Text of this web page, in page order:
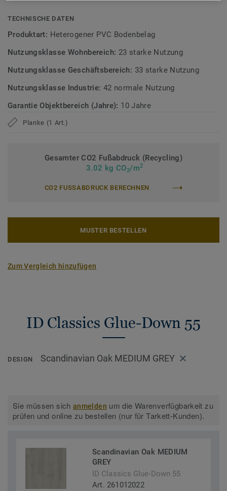
Alle Dekore der Kollektion iD Classics 55 werden bei
versendet.*
* Gilt nur für Standardformate. Mini-Planks und EIR-Dekore
sind ausgenommen.
Erfahren Sie mehr über Tarkett Designböden.
TECHNISCHE DATEN
Produktart: Heterogener PVC Bodenbelag
Nutzungsklasse Wohnbereich: 23 starke Nutzung
Nutzungsklasse Geschäftsbereich: 33 starke Nutzung
Nutzungsklasse Industrie: 42 normale Nutzung
Garantie Objektbereich (Jahre): 10 Jahre
Planke (1 Art.)
Gesamter CO2 Fußabdruck (Recycling)
3.02 kg CO2/m2
CO2 FUSSABDRUCK BERECHNEN
MUSTER BESTELLEN
Zum Vergleich hinzufügen
ID Classics Glue-Down 55
DESIGN Scandinavian Oak MEDIUM GREY
Sie müssen sichanmelden um die Warenverfügbarkeit zu
prüfen und online zu bestellen (nur für Tarkett-Kunden).
Scandinavian Oak MEDIUM
GREY
ID Classics Glue-Down 55
Art. 261012022